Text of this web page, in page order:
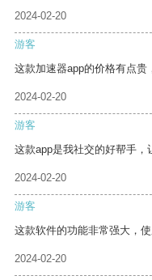
2024-02-20
游客
这款加速器app的价格有点贵
2024-02-20
游客
这款app是我社交的好帮手，
2024-02-20
游客
这款软件的功能非常强大，使
2024-02-20